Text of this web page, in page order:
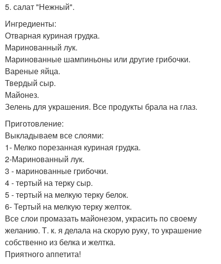
5. салат "Нежный".
Ингредиенты:
Отварная куриная грудка.
Маринованный лук.
Маринованные шампиньоны или другие грибочки.
Вареные яйца.
Твердый сыр.
Майонез.
Зелень для украшения. Все продукты брала на глаз.
Приготовление:
Выкладываем все слоями:
1- Мелко порезанная куриная грудка.
2-Маринованный лук.
3 - маринованные грибочки.
4 - тертый на терку сыр.
5 - тертый на мелкую терку белок.
6- Тертый на мелкую терку желток.
Все слои промазать майонезом, украсить по своему
желанию. Т. к. я делала на скорую руку, то украшение
собственно из белка и желтка.
Приятного аппетита!